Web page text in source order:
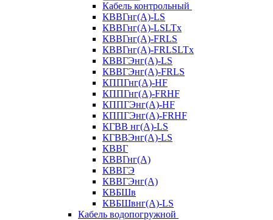
Кабель контрольный
КВВГнг(А)-LS
КВВГнг(А)-LSLTx
КВВГнг(А)-FRLS
КВВГнг(А)-FRLSLTx
КВВГЭнг(А)-LS
КВВГЭнг(А)-FRLS
КППГнг(А)-HF
КППГнг(А)-FRHF
КППГЭнг(А)-HF
КППГЭнг(А)-FRHF
КГВВ нг(А)-LS
КГВВЭнг(А)-LS
КВВГ
КВВГнг(А)
КВВГЭ
КВВГЭнг(А)
КВБШв
КВБШвнг(А)-LS
Кабель водопогружной